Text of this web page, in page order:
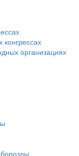
организациях